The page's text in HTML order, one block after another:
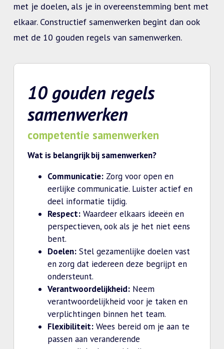
met je doelen, als je in overeenstemming bent met
elkaar. Constructief samenwerken begint dan ook
met de 10 gouden regels van samenwerken.
10 gouden regels
samenwerken
competentie samenwerken
Wat is belangrijk bij samenwerken?
Communicatie: Zorg voor open en
eerlijke communicatie. Luister actief en
deel informatie tijdig.
Respect: Waardeer elkaars ideeën en
perspectieven, ook als je het niet eens
bent.
Doelen: Stel gezamenlijke doelen vast
en zorg dat iedereen deze begrijpt en
ondersteunt.
Verantwoordelijkheid: Neem
verantwoordelijkheid voor je taken en
verplichtingen binnen het team.
Flexibiliteit: Wees bereid om je aan te
passen aan veranderende